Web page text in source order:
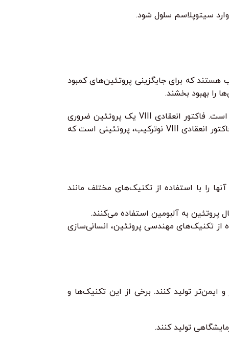
هستند که برای جایگزینی پروتئین‌های کمبود
را بهبود بخشند.
هموفیلی A یک اختلال خونریزی ارثی است که ناشی از کمبود فاکتور انعقادی VIII است. فاکتور انعقادی VIII یک پروتئین ضروری
برای تشکیل لخته خون است. بیماران مبتلا به هموفیلی A به دلیل کمبود این پروتئین، خونریزی طولانی‌مدت و غیرقابل کنترلی دارند. فاکتور انعقادی VIII نوترکیب، پروتئینی است که
را با استفاده از تکنیک‌های مختلف مانند
پروتئین به آلبومین استفاده می‌کنند.
از تکنیک‌های مهندسی پروتئین، انسانی‌سازی
ایمن‌تر تولید کنند. برخی از این تکنیک‌ها و
تولید کنند.